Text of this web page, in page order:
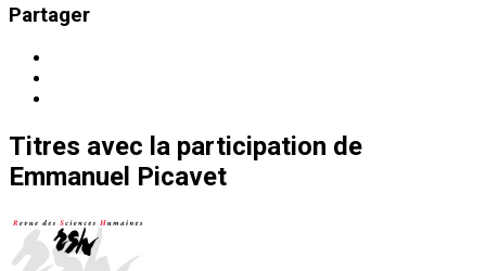
Partager
Titres avec la participation de
Emmanuel Picavet